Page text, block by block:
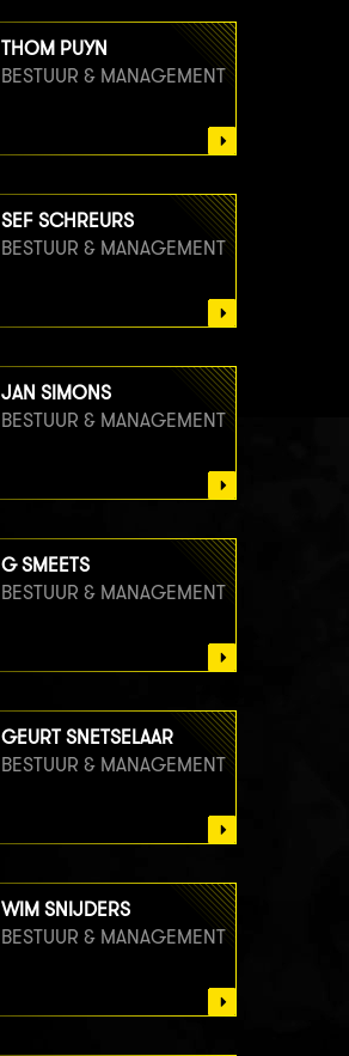
THOM PUYN
BESTUUR & MANAGEMENT
SEF SCHREURS
BESTUUR & MANAGEMENT
JAN SIMONS
BESTUUR & MANAGEMENT
G SMEETS
BESTUUR & MANAGEMENT
GEURT SNETSELAAR
BESTUUR & MANAGEMENT
WIM SNIJDERS
BESTUUR & MANAGEMENT